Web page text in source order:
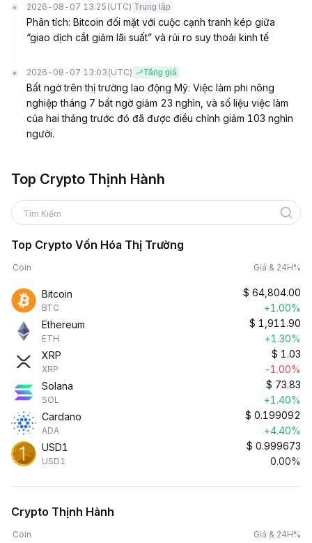
2026-08-07 13:25 (UTC) Trung lập
Phân tích: Bitcoin đối mặt với cuộc cạnh tranh kép giữa
“giao dịch cắt giảm lãi suất” và rủi ro suy thoái kinh tế
2026-08-07 13:03 (UTC) Tăng giá
Bất ngờ trên thị trường lao động Mỹ: Việc làm phi nông
nghiệp tháng 7 bất ngờ giảm 23 nghìn, và số liệu việc làm
của hai tháng trước đó đã được điều chỉnh giảm 103 nghìn
người.
Top Crypto Thịnh Hành
Tìm Kiếm
Top Crypto Vốn Hóa Thị Trường
Coin Giá & 24H%
Bitcoin
BTC
$ 64,804.00
+1.00%
Ethereum
ETH
$ 1,911.90
+1.30%
XRP
XRP
$ 1.03
-1.00%
Solana
SOL
$ 73.83
+1.40%
Cardano
ADA
$ 0.199092
+4.40%
USD1
USD1
$ 0.999673
0.00%
Crypto Thịnh Hành
Coin Giá & 24H%